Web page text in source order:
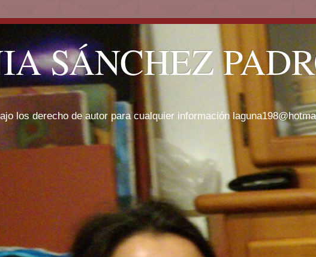
SÁNCHEZ
los derecho de autor para cualquier información